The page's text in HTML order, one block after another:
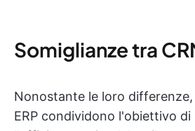
Somiglianze tra
Nonostante le loro differenze,
ERP condividono l'obiettivo di